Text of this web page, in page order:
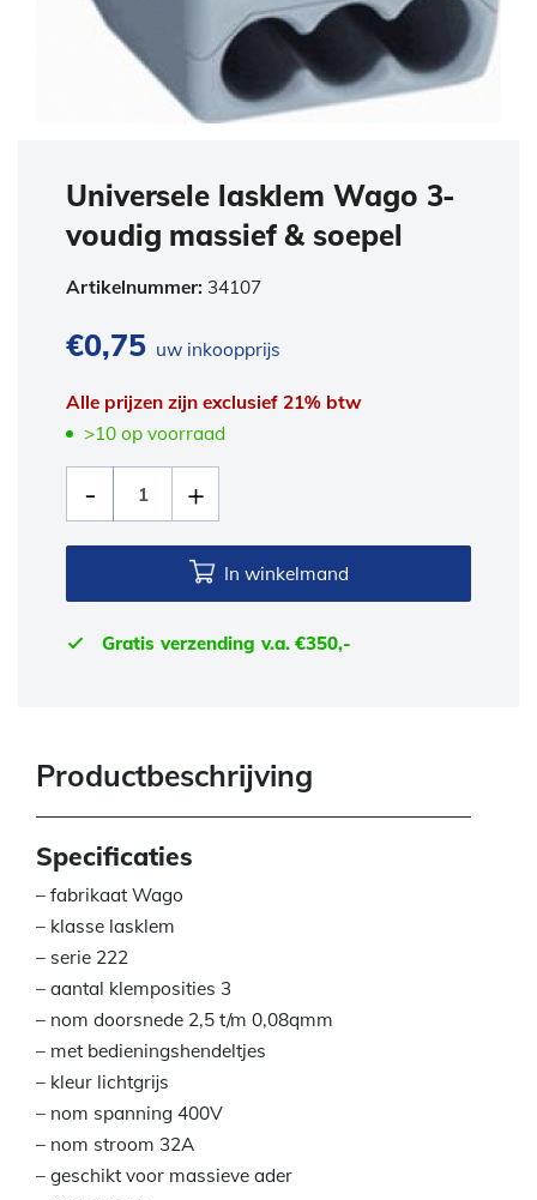
Universele lasklem Wago 3-
voudig massief & soepel
Artikelnummer: 34107
€0,75 uw inkoopprijs
Alle prijzen zijn exclusief 21% btw
>10 op voorraad
In winkelmand
Gratis verzending v.a. €350,-
Productbeschrijving
Specificaties
– fabrikaat Wago
– klasse lasklem
– serie 222
– aantal klemposities 3
– nom doorsnede 2,5 t/m 0,08qmm
– met bedieningshendeltjes
– kleur lichtgrijs
– nom spanning 400V
– nom stroom 32A
– geschikt voor massieve ader